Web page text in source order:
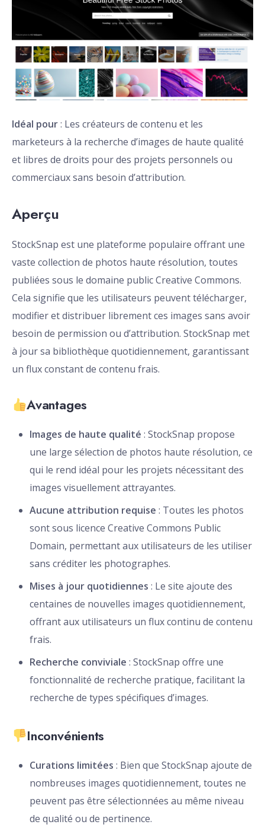
Idéal pour: Les créateurs de contenu et les
marketeurs à la recherche d’images de haute qualité
et libres de droits pour des projets personnels ou
commerciaux sans besoin d’attribution.
Aperçu
StockSnap est une plateforme populaire offrant une
vaste collection de photos haute résolution, toutes
publiées sous le domaine public Creative Commons.
Cela signifie que les utilisateurs peuvent télécharger,
modifier et distribuer librement ces images sans avoir
besoin de permission ou d’attribution. StockSnap met
à jour sa bibliothèque quotidiennement, garantissant
un flux constant de contenu frais.
Avantages
Images de haute qualité : StockSnap propose
une large sélection de photos haute résolution, ce
qui le rend idéal pour les projets nécessitant des
images visuellement attrayantes.
Aucune attribution requise : Toutes les photos
sont sous licence Creative Commons Public
Domain, permettant aux utilisateurs de les utiliser
sans créditer les photographes.
Mises à jour quotidiennes : Le site ajoute des
centaines de nouvelles images quotidiennement,
offrant aux utilisateurs un flux continu de contenu
frais.
Recherche conviviale : StockSnap offre une
fonctionnalité de recherche pratique, facilitant la
recherche de types spécifiques d’images.
Inconvénients
Curations limitées : Bien que StockSnap ajoute de
nombreuses images quotidiennement, toutes ne
peuvent pas être sélectionnées au même niveau
de qualité ou de pertinence.